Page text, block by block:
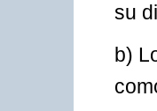
su
b)